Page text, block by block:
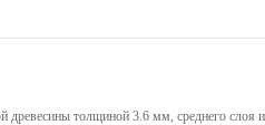
древесины толщиной 3.6 мм, среднего слоя